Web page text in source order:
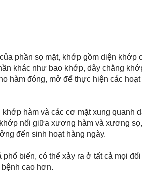
phần sọ mặt, khớp gồm diện khớp
khác như bao khớp, dây chằng
hàm đóng, mở để thực hiện các
hàm và các cơ mặt xung quanh
nối giữa xương hàm và xương
đến sinh hoạt hàng ngày.
biến, có thể xảy ra ở tất cả mọi
cao hơn.